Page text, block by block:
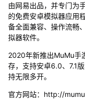
由网易出品，并专门为
的免费安卓模拟器应用
备全面兼容、操作流畅
拟器软件。
2020年新推出MuMu手
存，支持安卓6.0、7.1
持无限多开。
官方网站：http://